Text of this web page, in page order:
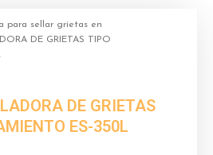
para sellar grietas en
DE GRIETAS TIPO
DE GRIETAS
ES-350L